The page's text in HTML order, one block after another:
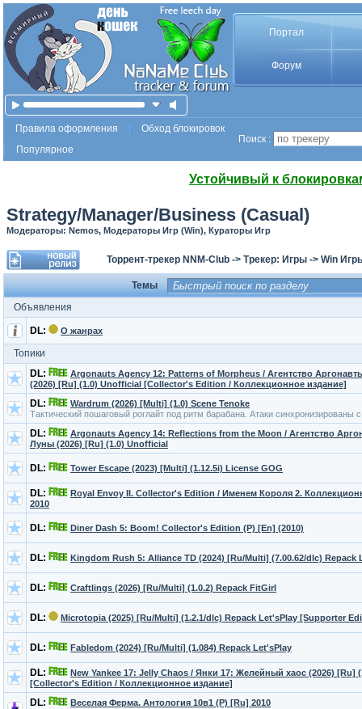
Портал
Форум
Правила оформления
Обход блокировок
Популярное
Поиск :
Устойчивый к
Strategy/Manager/Business (Casual)
Модераторы: Nemos, Модераторы Игр (Win), Кураторы Игр
Торрент-трекер NNM-Club -> Трекер: Игры -> Win
Темы
Объявления
DL: О жанрах
Топики
DL:
Argonauts Agency 12: Patterns of Morpheus / Агентство
(2026) [Ru] (1.0) Unofficial [Collector's Edition / Коллекционное издание]
DL:
Wardrum (2026) [Multi] (1.0) Scene Tenoke
Тактический пошаговый роглайт под ритм барабана. Атаки синхронизированы
DL:
Argonauts Agency 14: Reflections from the Moon / Агентство
Луны (2026) [Ru] (1.0) Unofficial
DL: Tower Escape (2023) [Multi] (1.12.5i) License GOG
DL:
Royal Envoy II. Collector's Edition / Именем Короля 2.
2010
DL: Diner Dash 5: Boom! Collector's Edition (P) [En] (2010)
DL: Kingdom Rush 5: Alliance TD (2024) [Ru/Multi] (7.00.62/dlc) Repack
DL: Craftlings (2026) [Ru/Multi] (1.0.2) Repack FitGirl
DL: Microtopia (2025) [Ru/Multi] (1.2.1/dlc) Repack Let'sРlay [Supporter
DL: Fabledom (2024) [Ru/Multi] (1.084) Repack Let'sРlay
DL:
New Yankee 17: Jelly Chaos / Янки 17: Желейный хаос (2026) [Ru]
[Collector's Edition / Коллекционное издание]
DL:
Веселая Ферма. Антология 10в1 (P) [Ru] 2010